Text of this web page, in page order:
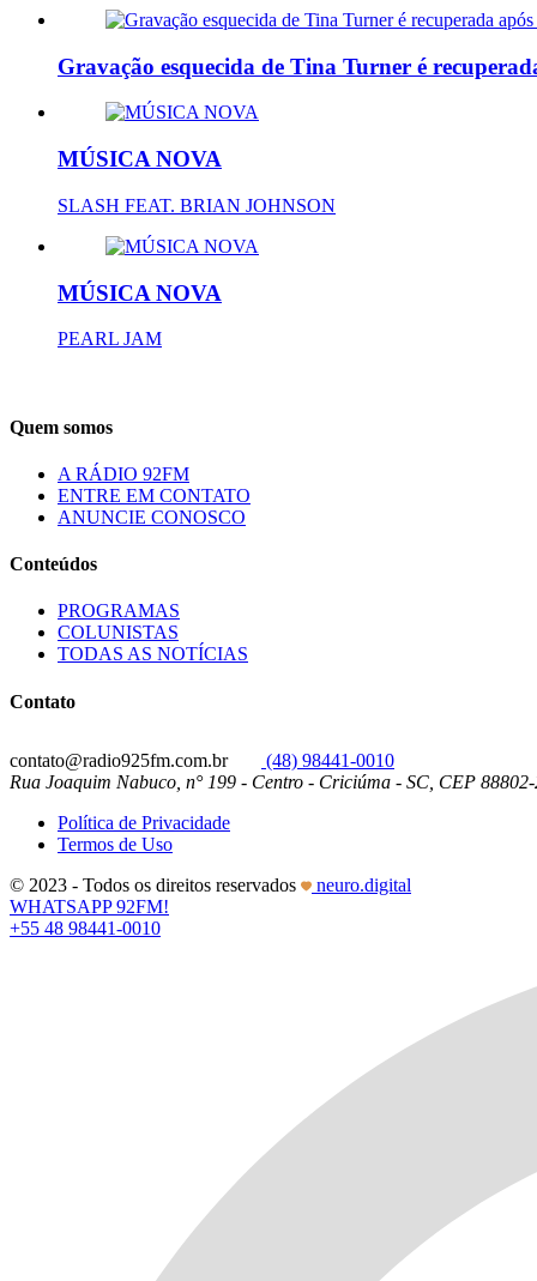
Gravação esquecida de Tina Turner é
MÚSICA NOVA
SLASH FEAT. BRIAN JOHNSON
MÚSICA NOVA
PEARL JAM
Quem somos
A RÁDIO 92FM
ENTRE EM CONTATO
ANUNCIE CONOSCO
Conteúdos
PROGRAMAS
COLUNISTAS
TODAS AS NOTÍCIAS
Contato
contato@radio925fm.com.br
(48) 98441-0010
Rua Joaquim Nabuco, n° 199 - Centro - Criciúma - SC, CEP
Política de Privacidade
Termos de Uso
© 2023 - Todos os direitos reservados
neuro.digital
WHATSAPP 92FM!
+55 48 98441-0010